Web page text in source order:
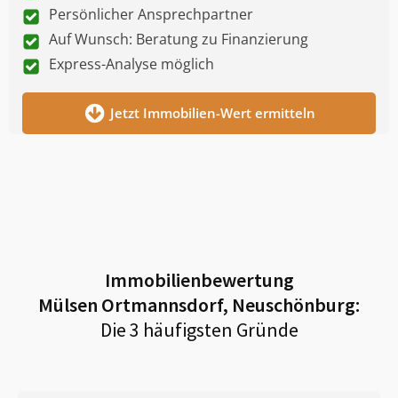
Persönlicher Ansprechpartner
Auf Wunsch: Beratung zu Finanzierung
Express-Analyse möglich
Jetzt Immobilien-Wert ermitteln
Immobilienbewertung
Mülsen Ortmannsdorf, Neuschönburg:
Die 3 häufigsten Gründe